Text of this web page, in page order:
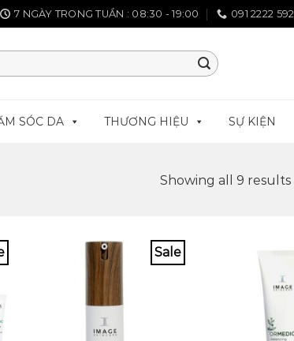
7 NGÀY TRONG TUẦN : 08:30 - 19:00 091 2222 592
SÓC DA THƯƠNG HIỆU SỰ KIỆN
Showing all 9 results
Sale